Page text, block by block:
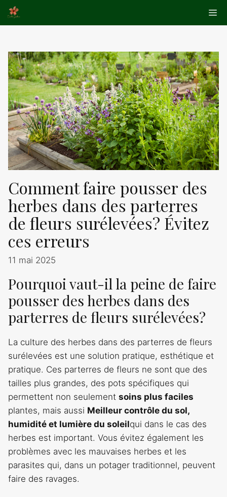
Aller
au
Comment faire pousser des
herbes dans des parterres
de fleurs surélevées? Évitez
ces erreurs
11 mai 2025
Pourquoi vaut-il la peine de faire
pousser des herbes dans des
parterres de fleurs surélevées?
La culture des herbes dans des parterres de fleurs
surélevées est une solution pratique, esthétique et
pratique. Ces parterres de fleurs ne sont que des
tailles plus grandes, des pots spécifiques qui
permettent non seulement soins plus faciles
plantes, mais aussi Meilleur contrôle du sol,
humidité et lumière du soleilqui dans le cas des
herbes est important. Vous évitez également les
problèmes avec les mauvaises herbes et les
parasites qui, dans un potager traditionnel, peuvent
faire des ravages.